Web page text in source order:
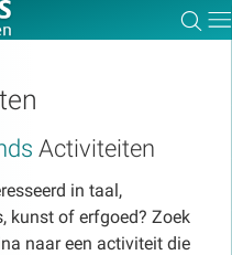
Activiteiten
in taal,
kunst of erfgoed? Zoek
naar een activiteit die